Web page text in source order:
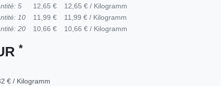
5
12,65 €
12,65 € / Kilogramm
10
11,99 €
11,99 € / Kilogramm
20
10,66 € 10,66 € / Kilogramm
*
€ / Kilogramm